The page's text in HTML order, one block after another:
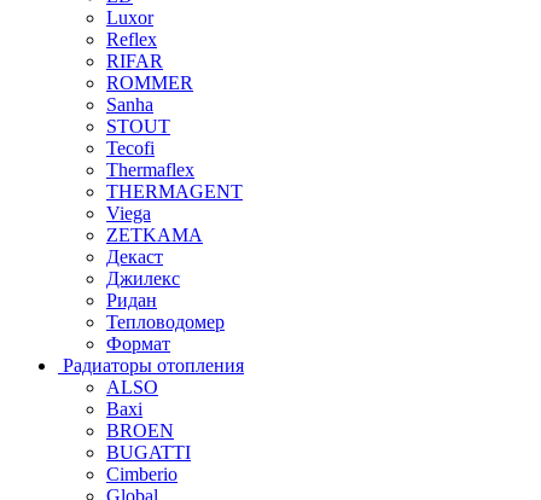
Luxor
Reflex
RIFAR
ROMMER
Sanha
STOUT
Tecofi
Thermaflex
THERMAGENT
Viega
ZETKAMA
Декаст
Джилекс
Ридан
Тепловодомер
Формат
Радиаторы отопления
ALSO
Baxi
BROEN
BUGATTI
Cimberio
Global